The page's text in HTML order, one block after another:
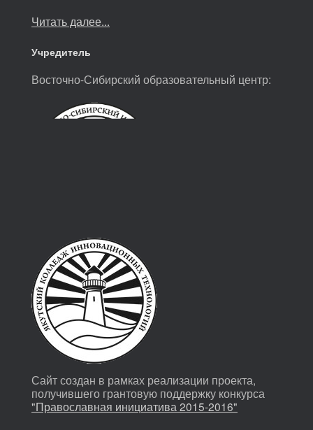
Читать далее...
Учредитель
Восточно-Сибирский образовательный центр:
Сайт создан в рамках реализации проекта,
получившего грантовую поддержку конкурса
"Православная инициатива 2015-2016"